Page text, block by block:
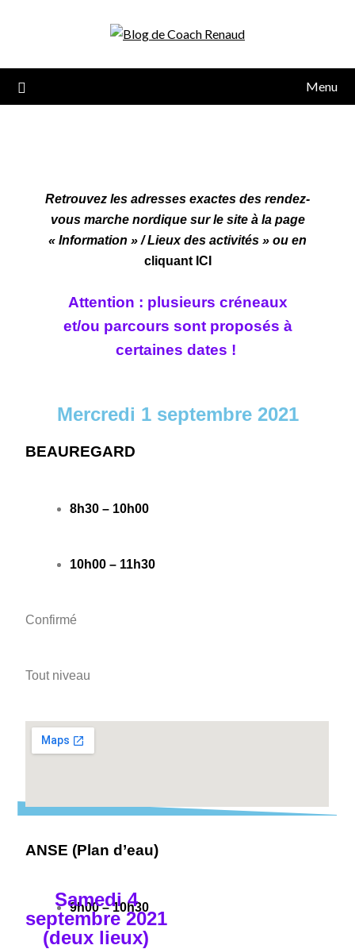
Menu
Retrouvez les adresses exactes des rendez-
vous marche nordique sur le site à la page
« Information » / Lieux des activités » ou en
cliquant ICI
Attention : plusieurs créneaux
et/ou parcours sont proposés à
certaines dates !
Mercredi 1 septembre 2021
BEAUREGARD
8h30 – 10h00
10h00 – 11h30
Confirmé
Tout niveau
Samedi 4
septembre 2021
(deux lieux)
ANSE (Plan d’eau)
9h00 – 10h30